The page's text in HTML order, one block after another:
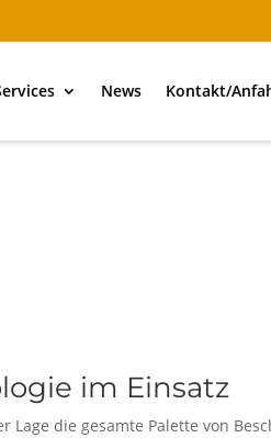
News Kontakt/
im Einsatz
die gesamte Palette von